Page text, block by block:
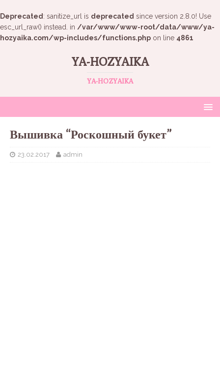
Deprecated : sanitize_url is deprecated since version 2.8.0! Use
esc_url_raw() instead. in /var/www/www-root/data/www/ya-
hozyaika.com/wp-includes/functions.php on line 4861
YA-HOZYAIKA
YA-HOZYAIKA
Вышивка “Роскошный букет”
23.02.2017 admin